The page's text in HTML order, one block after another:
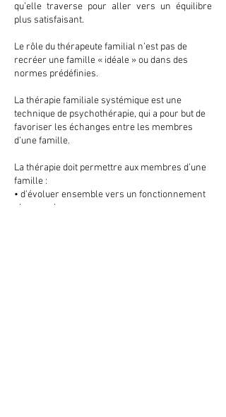
qu’elle traverse pour aller vers un équilibre
plus satisfaisant.
Le rôle du thérapeute familial n’est pas de
recréer une famille « idéale » ou dans des
normes prédéfinies.
La thérapie familiale systémique est une
technique de psychothérapie, qui a pour but de
favoriser les échanges entre les membres
d’une famille.
La thérapie doit permettre aux membres d’une
famille :
• d’évoluer ensemble vers un fonctionnement
plus souple ;